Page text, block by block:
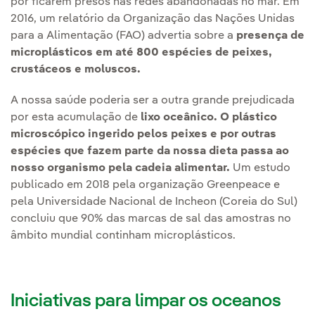
2016, um relatório da Organização das Nações Unidas
para a Alimentação (FAO) advertia sobre a presença de
microplásticos em até 800 espécies de peixes,
crustáceos e moluscos.
A nossa saúde poderia ser a outra grande prejudicada
por esta acumulação de lixo oceânico. O plástico
microscópico ingerido pelos peixes e por outras
espécies que fazem parte da nossa dieta passa ao
nosso organismo pela cadeia alimentar. Um estudo
publicado em 2018 pela organização Greenpeace e
pela Universidade Nacional de Incheon (Coreia do Sul)
concluiu que 90% das marcas de sal das amostras no
âmbito mundial continham microplásticos.
Iniciativas para limpar os oceanos